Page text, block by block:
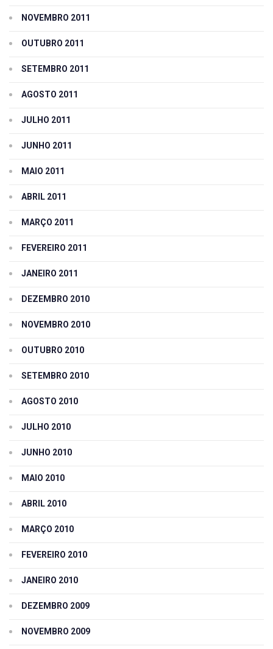
NOVEMBRO 2011
OUTUBRO 2011
SETEMBRO 2011
AGOSTO 2011
JULHO 2011
JUNHO 2011
MAIO 2011
ABRIL 2011
MARÇO 2011
FEVEREIRO 2011
JANEIRO 2011
DEZEMBRO 2010
NOVEMBRO 2010
OUTUBRO 2010
SETEMBRO 2010
AGOSTO 2010
JULHO 2010
JUNHO 2010
MAIO 2010
ABRIL 2010
MARÇO 2010
FEVEREIRO 2010
JANEIRO 2010
DEZEMBRO 2009
NOVEMBRO 2009